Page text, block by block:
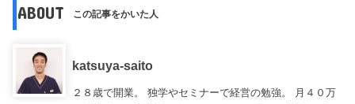
ABOUT この記事をかいた人
katsuya-saito
２８歳で開業。 独学やセミナーで経営の勉強。 月４０万